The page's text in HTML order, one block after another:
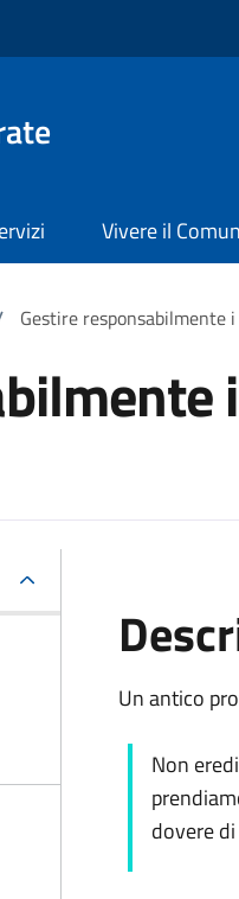
Vivere il
Gestire responsabilmente
Un antico
Non
dovere